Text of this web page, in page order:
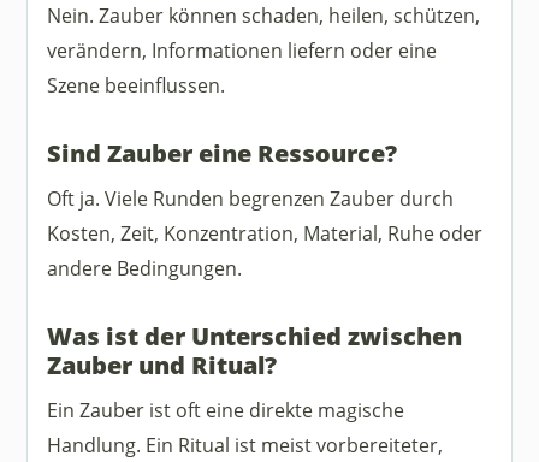
Nein. Zauber können schaden, heilen, schützen,
verändern, Informationen liefern oder eine
Szene beeinflussen.
Sind Zauber eine Ressource?
Oft ja. Viele Runden begrenzen Zauber durch
Kosten, Zeit, Konzentration, Material, Ruhe oder
andere Bedingungen.
Was ist der Unterschied zwischen
Zauber und Ritual?
Ein Zauber ist oft eine direkte magische
Handlung. Ein Ritual ist meist vorbereiteter,